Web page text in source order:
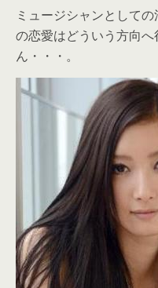
ミュージシャンとして
の恋愛はどういう方向
ん・・・。